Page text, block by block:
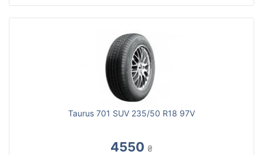
Taurus 701 SUV 235/50 R18 97V
4550 ₴